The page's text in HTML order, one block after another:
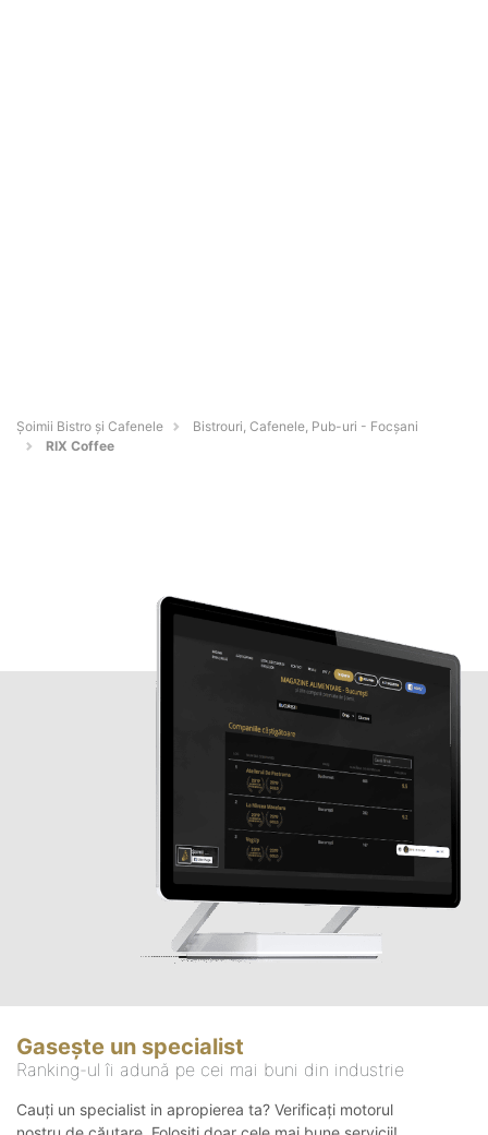
Șoimii Bistro și Cafenele
Bistrouri, Cafenele, Pub-uri - Focşani
RIX Coffee
Gasește un specialist
Ranking-ul îi adună pe cei mai buni din industrie
Cauți un specialist in apropierea ta? Verificați motorul